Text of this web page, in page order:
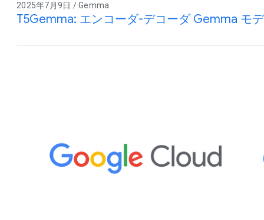
2025年7月9日 / Gemma
T5Gemma: エンコーダ-デコーダ Gemma モ